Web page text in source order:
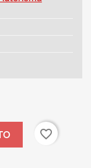
favorite_border